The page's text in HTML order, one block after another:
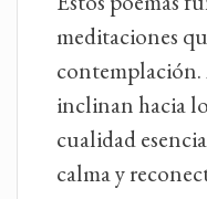
meditaciones
contemplación.
inclinan hacia
cualidad
calma y